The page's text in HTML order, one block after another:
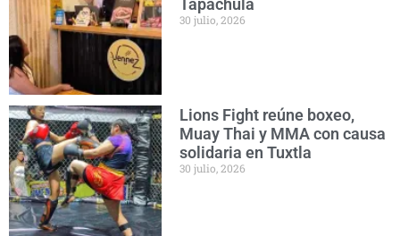
Tapachula
30 julio, 2026
Lions Fight reúne boxeo,
Muay Thai y MMA con causa
solidaria en Tuxtla
30 julio, 2026